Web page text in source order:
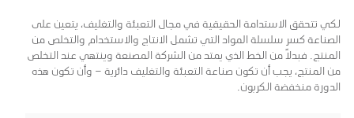
لكي تتحقق الاستدامة الحقيقية في مجال التعبئة والتغليف، يتعين على
الصناعة كسر سلسلة المواد التي تشمل الانتاج والاستخدام والتخلص من
المنتج. فبدلاً من الخط الذي يمتد من الشركة المصنعة وينتهي عند التخلص
من المنتج، يجب أن تكون صناعة التعبئة والتغليف دائرية – وأن تكون هذه
الدورة منخفضة الكربون.